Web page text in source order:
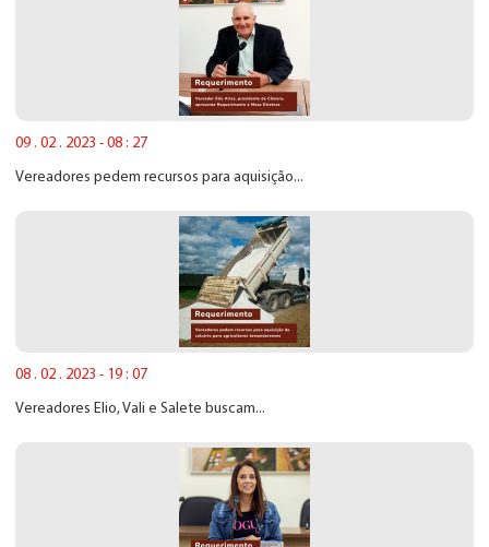
09 . 02 . 2023 - 08 : 27
Vereadores pedem recursos para aquisição...
08 . 02 . 2023 - 19 : 07
Vereadores Elio, Vali e Salete buscam...